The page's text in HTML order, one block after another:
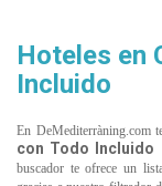
Hoteles en
Incluido
En DeMediterràning.com
con Todo Incluido
buscador te ofrece un